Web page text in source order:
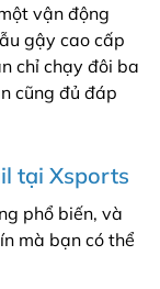
vận động
gậy cao cấp
chỉ chạy đôi ba
cũng đủ đáp
tại Xsports
phổ biến, và
mà bạn có thể